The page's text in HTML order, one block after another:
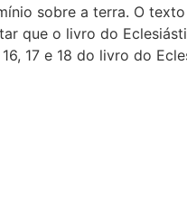
sobre a terra. O
que o livro do
17 e 18 do livro do